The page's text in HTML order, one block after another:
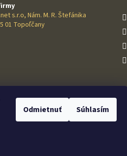
Odmietnuť Súhlasím
s.r.o, Nám. M. R. Štefánika
01 Topoľčany